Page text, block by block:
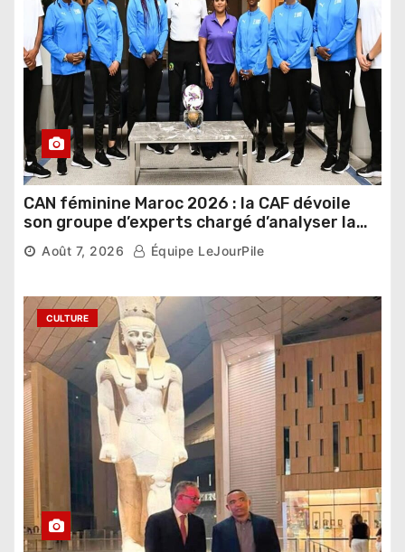
CAN féminine Maroc 2026 : la CAF dévoile
son groupe d’experts chargé d’analyser la
compétition
Août 7, 2026 Équipe LeJourPile
CULTURE